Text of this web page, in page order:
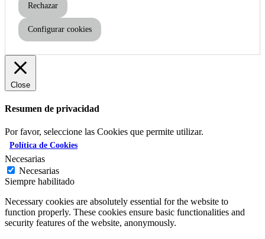
Rechazar
Configurar cookies
Close
Resumen de privacidad
Por favor, seleccione las Cookies que permite utilizar.
Política de Cookies
Necesarias
Necesarias
Siempre habilitado
Necessary cookies are absolutely essential for the website to
function properly. These cookies ensure basic functionalities and
security features of the website, anonymously.